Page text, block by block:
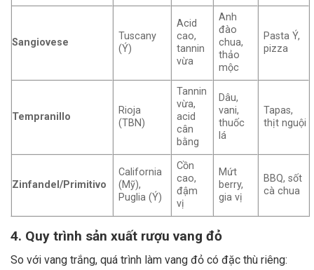
Sangiovese
Tuscany
(Ý)
Acid
cao,
tannin
vừa
Anh
đào
chua,
thảo
mộc
Pasta Ý,
pizza
Tempranillo
Rioja
(TBN)
Tannin
vừa,
acid
cân
bằng
Dâu,
vani,
thuốc
lá
Tapas,
thịt nguội
Zinfandel/Primitivo
California
(Mỹ),
Puglia (Ý)
Cồn
cao,
đậm
vị
Mứt
berry,
gia vị
BBQ, sốt
cà chua
4. Quy trình sản xuất rượu vang đỏ
So với vang trắng, quá trình làm vang đỏ có đặc thù riêng: